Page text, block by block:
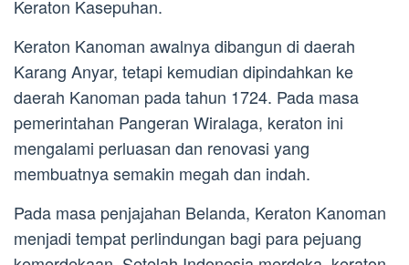
Keraton Kasepuhan.
Keraton Kanoman awalnya dibangun di daerah
Karang Anyar, tetapi kemudian dipindahkan ke
daerah Kanoman pada tahun 1724. Pada masa
pemerintahan Pangeran Wiralaga, keraton ini
mengalami perluasan dan renovasi yang
membuatnya semakin megah dan indah.
Pada masa penjajahan Belanda, Keraton Kanoman
menjadi tempat perlindungan bagi para pejuang